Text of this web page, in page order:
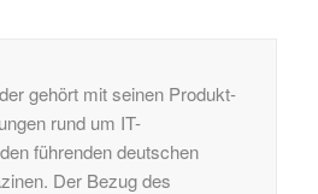
gehört mit seinen Produkt-
rund um IT-
führenden deutschen
Der Bezug des